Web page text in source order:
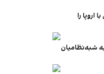
اروپا را
شبه‌نظامیان